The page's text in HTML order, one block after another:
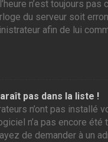
n’est toujours pas
du serveur soit
afin de lui
pas dans la liste !
n’ont pas installé
n’a pas encore été
de demander à un